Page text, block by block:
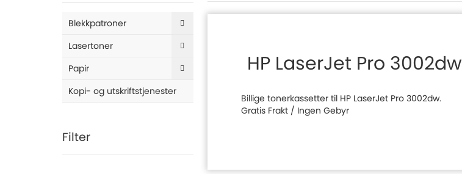
HP LaserJet Pro 3002dw
Billige tonerkassetter til HP LaserJet Pro 3002dw.
Gratis Frakt / Ingen Gebyr
Blekkpatroner
Lasertoner
Papir
Kopi- og utskriftstjenester
Filter